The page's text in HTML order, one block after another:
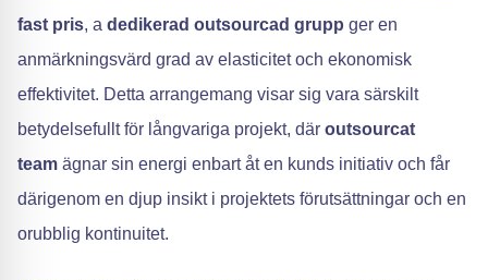
fast pris, a dedikerad outsourcad grupp ger en
anmärkningsvärd grad av elasticitet och ekonomisk
effektivitet. Detta arrangemang visar sig vara särskilt
betydelsefullt för långvariga projekt, där outsourcat
team ägnar sin energi enbart åt en kunds initiativ och får
därigenom en djup insikt i projektets förutsättningar och en
orubblig kontinuitet.